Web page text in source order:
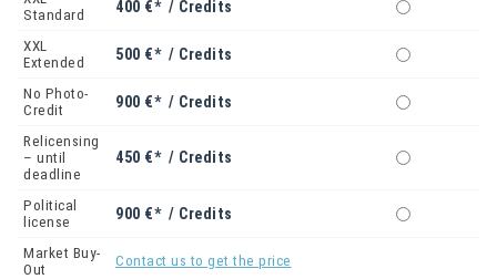
Standard
400 €* / Credits
XXL
Extended
500 €* / Credits
No Photo-
Credit
900 €* / Credits
Relicensing
– until
deadline
450 €* / Credits
Political
license
900 €* / Credits
Market Buy-
Out
Contact us to get the price